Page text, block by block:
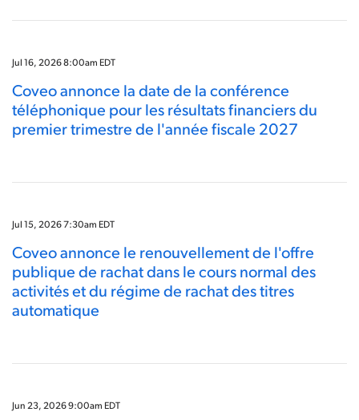
Jul 16, 2026 8:00am EDT
Coveo annonce la date de la conférence
téléphonique pour les résultats financiers du
premier trimestre de l'année fiscale 2027
Jul 15, 2026 7:30am EDT
Coveo annonce le renouvellement de l'offre
publique de rachat dans le cours normal des
activités et du régime de rachat des titres
automatique
Jun 23, 2026 9:00am EDT